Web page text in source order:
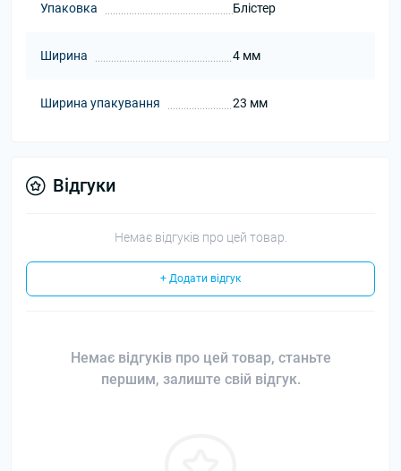
Упаковка Блістер
Ширина 4 мм
Ширина упакування 23 мм
Відгуки
Немає відгуків про цей товар.
+ Додати відгук
Немає відгуків про цей товар, станьте
першим, залиште свій відгук.